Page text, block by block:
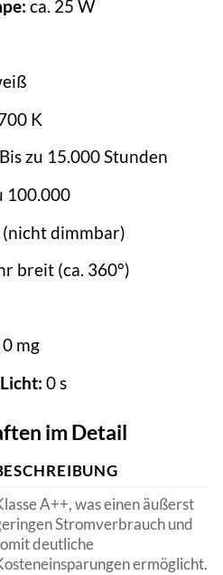
ca. 25 W
K
Bis zu 15.000 Stunden
100.000
(nicht dimmbar)
breit (ca. 360°)
0 mg
0 s
im Detail
A++, was einen äußerst
Stromverbrauch und
deutliche
ermöglicht.